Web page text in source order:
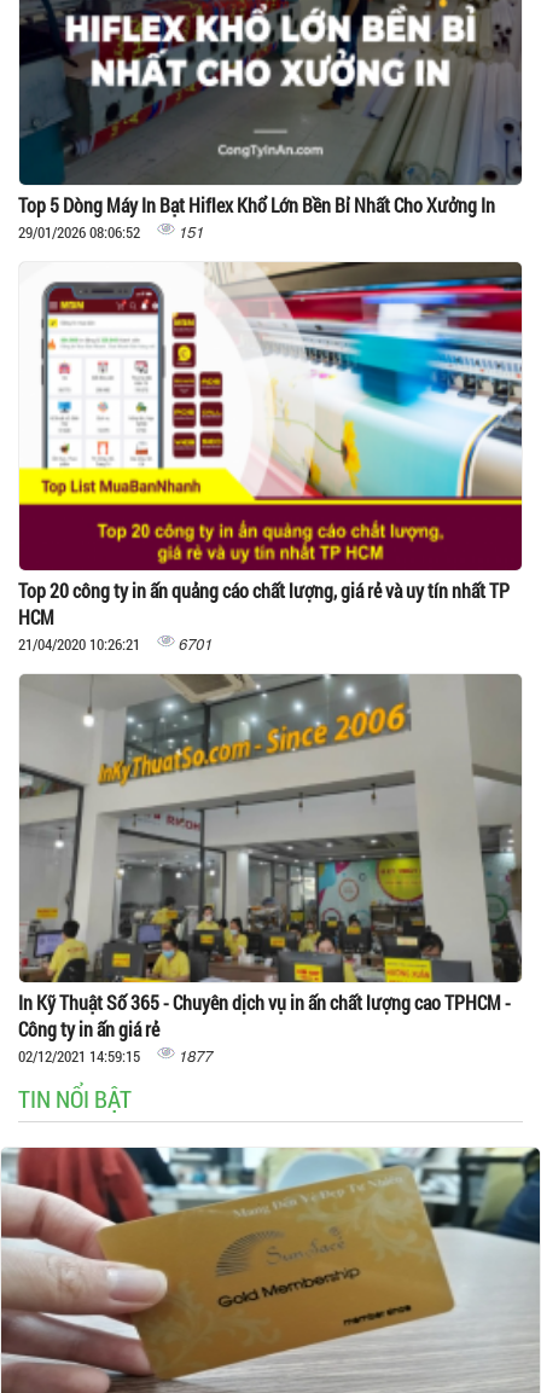
Top 5 Dòng Máy In Bạt Hiflex Khổ Lớn Bền Bỉ Nhất Cho Xưởng In
29/01/2026 08:06:52 151
Top 20 công ty in ấn quảng cáo chất lượng, giá rẻ và uy tín nhất TP
HCM
21/04/2020 10:26:21 6701
In Kỹ Thuật Số 365 - Chuyên dịch vụ in ấn chất lượng cao TPHCM -
Công ty in ấn giá rẻ
02/12/2021 14:59:15 1877
TIN NỔI BẬT